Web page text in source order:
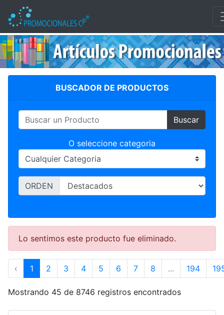
TODOS LOS PRODUCTOS
BUSCADOR DE PRODUCTOS
Buscar
O seleccione categoria
ORDEN
Lo sentimos este producto fue eliminado.
‹ 1 2 3 4 5 6 7 8 ... 194
Mostrando 45 de 8746 registros encontrados